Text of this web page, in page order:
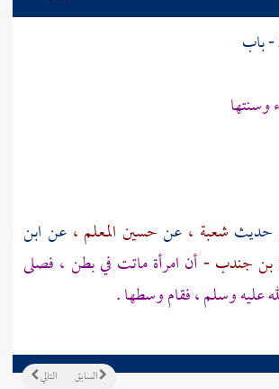
وسنتها
شعبة ، عنحسين المعلم ،عن ابن
بن جندب -أن امرأة ماتت في بطن ، فصلى
عليه وسلم ، فقام وسطها .
التالي السابق